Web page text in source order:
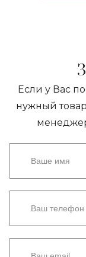
Если у Вас
нужный